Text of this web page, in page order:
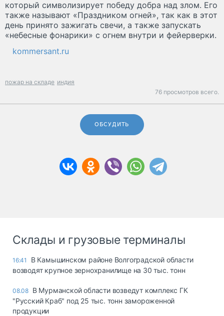
который символизирует победу добра над злом. Его
также называют «Праздником огней», так как в этот
день принято зажигать свечи, а также запускать
«небесные фонарики» с огнем внутри и фейерверки.
kommersant.ru
пожар на складе индия
76 просмотров всего.
ОБСУДИТЬ
Склады и грузовые терминалы
16:41
В Камышинском районе Волгоградской области
возводят крупное зернохранилище на 30 тыс. тонн
08.08 В Мурманской области возведут комплекс ГК
"Русский Краб" под 25 тыс. тонн замороженной
продукции